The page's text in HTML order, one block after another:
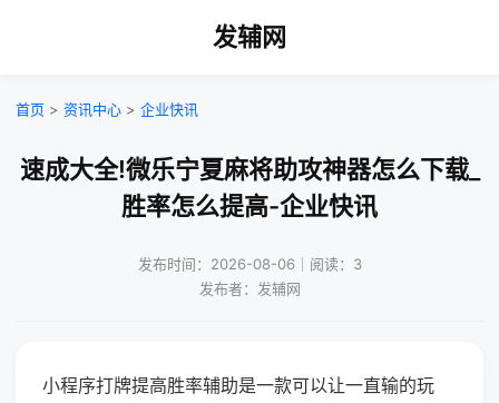
发辅网
首页 > 资讯中心 > 企业快讯
速成大全!微乐宁夏麻将助攻神器怎么下载_
胜率怎么提高-企业快讯
发布时间：2026-08-06｜阅读：3
发布者：发辅网
小程序打牌提高胜率辅助是一款可以让一直输的玩